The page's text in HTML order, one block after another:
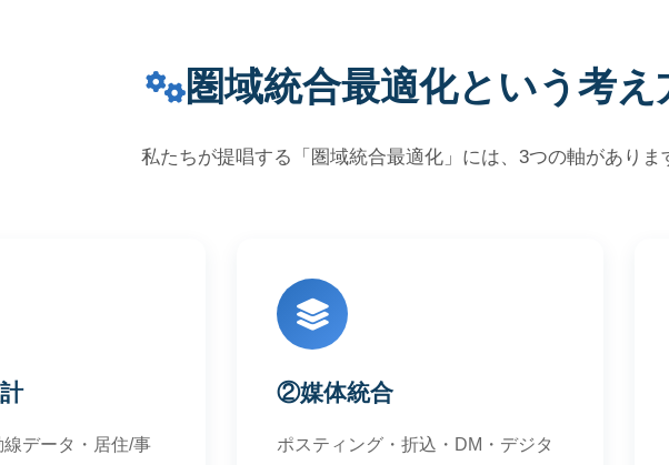
圏域統合最適化という考え
私たちが提唱する「圏域統合最適化」には、3つの軸がありま
データ・居住/事
②媒体統合
ポスティング・折込・DM・デジタ